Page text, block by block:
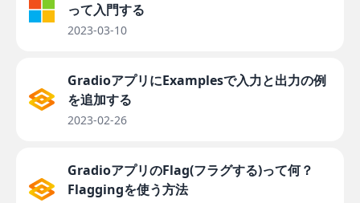
って入門する
2023-03-10
GradioアプリにExamplesで入力と出力の例
を追加する
2023-02-26
GradioアプリのFlag(フラグする)って何？
Flaggingを使う方法